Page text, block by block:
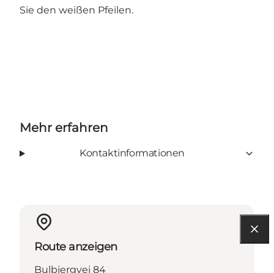
Sie den weißen Pfeilen.
Mehr erfahren
Kontaktinformationen
Route anzeigen
Bulbjergvej 84